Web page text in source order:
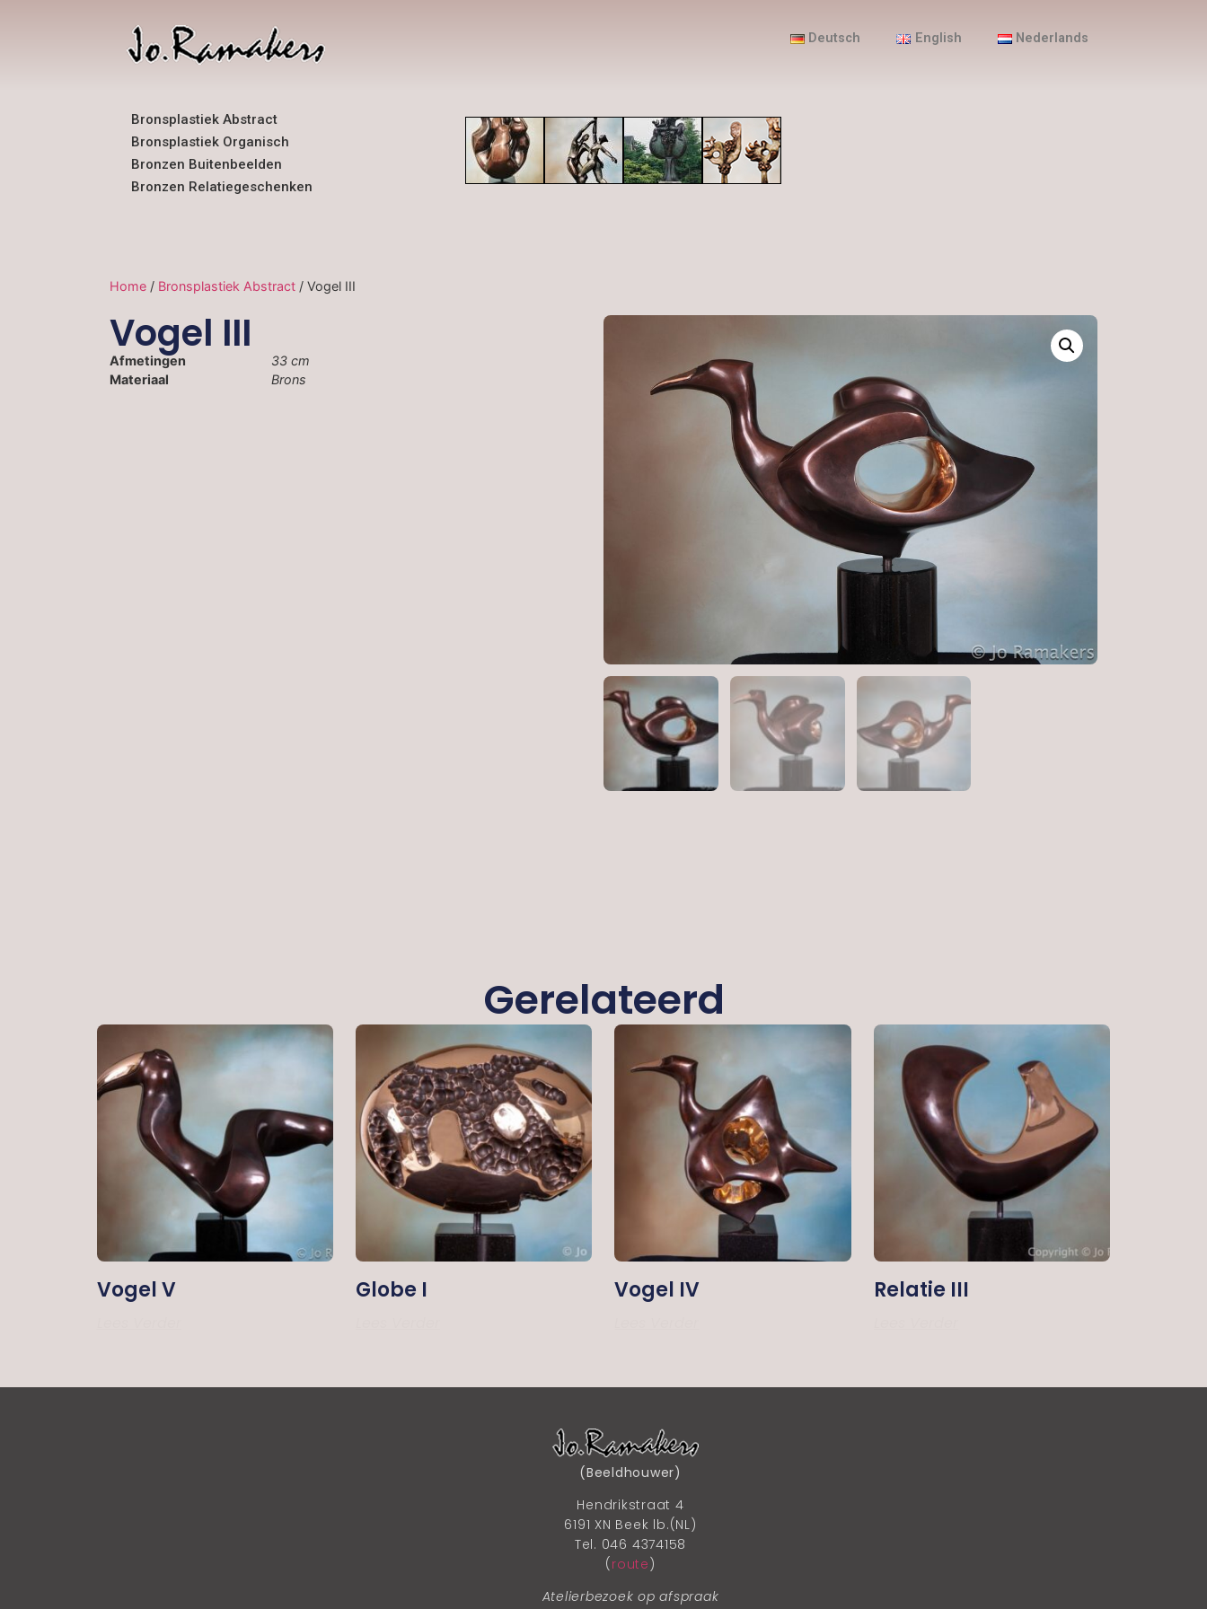
Deutsch English Nederlands
Bronsplastiek Abstract
Bronsplastiek Organisch
Bronzen Buitenbeelden
Bronzen Relatiegeschenken
Home / Bronsplastiek Abstract / Vogel III
Vogel III
Afmetingen
33 cm
Materiaal
Brons
Gerelateerd
Vogel V Globe I Vogel IV Relatie III
(Beeldhouwer)
Hendrikstraat 4
6191 XN Beek lb.(NL)
Tel. 046 4374158
( route )
Atelierbezoek op afspraak